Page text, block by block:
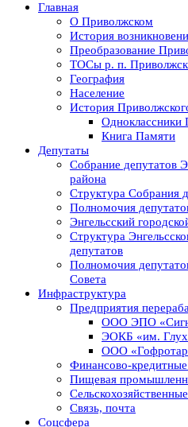
Главная
О Приволжском
История
Преобразование
ТОСы р. п.
География
Население
История
Одноклассники
Книга Памяти
Депутаты
Собрание депутатов
района
Структура Собрания
Полномочия
Энгельсский
Структура
депутатов
Полномочия
Совета
Инфраструктура
Предприятия
ООО ЭПО
ЭОКБ «им.
ООО
Финансово-
Пищевая
Связь, почта
Соцсфера